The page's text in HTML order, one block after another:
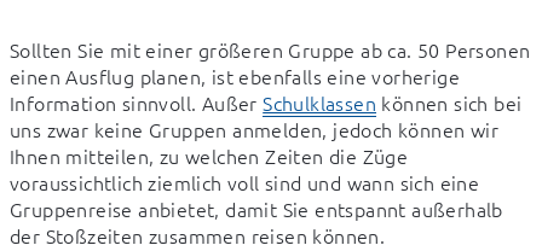
Sollten Sie mit einer größeren Gruppe ab ca. 50 Personen
einen Ausflug planen, ist ebenfalls eine vorherige
Information sinnvoll. Außer Schulklassen können sich bei
uns zwar keine Gruppen anmelden, jedoch können wir
Ihnen mitteilen, zu welchen Zeiten die Züge
voraussichtlich ziemlich voll sind und wann sich eine
Gruppenreise anbietet, damit Sie entspannt außerhalb
der Stoßzeiten zusammen reisen können.